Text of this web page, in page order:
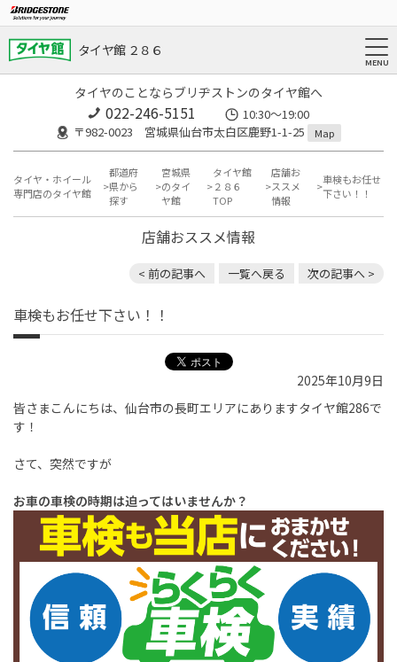
タイヤ館 ２８６
タイヤのことならブリヂストンのタイヤ館へ
022-246-5151
10:30～19:00
〒982-0023 宮城県仙台市太白区鹿野1-1-25
Map
タイヤ・ホイール
専門店のタイヤ館
都道府
県から
探す
宮城県
のタイ
ヤ館
タイヤ館
２８６
TOP
店舗お
ススメ
情報
車検もお任せ
下さい！！
店舗おススメ情報
< 前の記事へ 一覧へ戻る 次の記事へ >
車検もお任せ下さい！！
2025年10月9日
皆さまこんにちは、仙台市の長町エリアにありますタイヤ館286で
す！
さて、突然ですが
お車の車検の時期は迫ってはいませんか？